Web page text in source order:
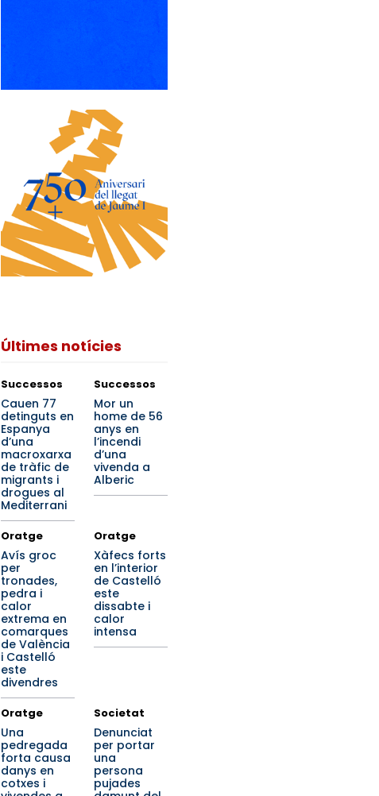
Últimes notícies
Successos
Cauen 77
detinguts en
Espanya
d’una
macroxarxa
de tràfic de
migrants i
drogues al
Mediterrani
Successos
Mor un
home de 56
anys en
l’incendi
d’una
vivenda a
Alberic
Oratge
Avís groc
per
tronades,
pedra i
calor
extrema en
comarques
de València
i Castelló
este
divendres
Oratge
Xàfecs forts
en l’interior
de Castelló
este
dissabte i
calor
intensa
Oratge
Una
pedregada
forta causa
danys en
cotxes i
Societat
Denunciat
per portar
una
persona
pujades